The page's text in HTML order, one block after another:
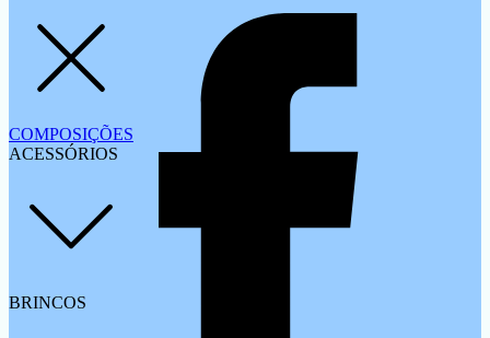
COMPOSIÇÕES
ACESSÓRIOS
BRINCOS